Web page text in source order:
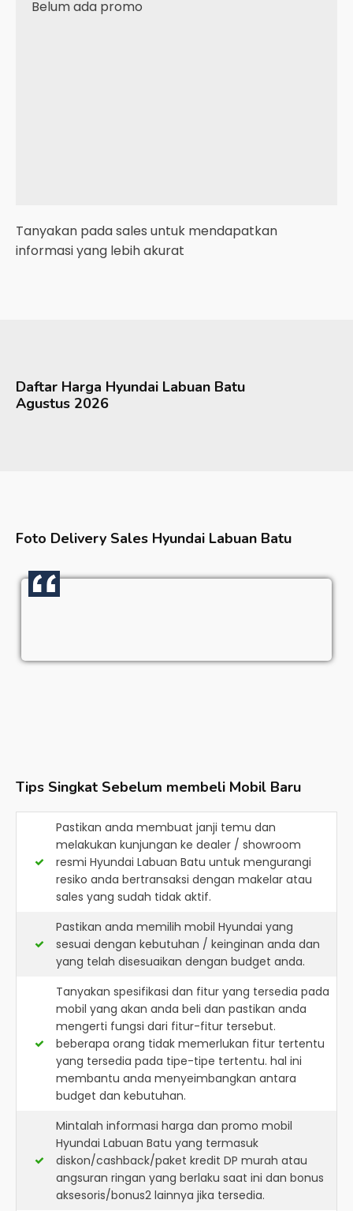
Belum ada promo
Tanyakan pada sales untuk mendapatkan
informasi yang lebih akurat
Daftar Harga Hyundai Labuan Batu
Agustus 2026
Foto Delivery Sales Hyundai Labuan Batu
Tips Singkat Sebelum membeli Mobil Baru
Pastikan anda membuat janji temu dan
melakukan kunjungan ke dealer / showroom
resmi Hyundai Labuan Batu untuk mengurangi
resiko anda bertransaksi dengan makelar atau
sales yang sudah tidak aktif.
Pastikan anda memilih mobil Hyundai yang
sesuai dengan kebutuhan / keinginan anda dan
yang telah disesuaikan dengan budget anda.
Tanyakan spesifikasi dan fitur yang tersedia pada
mobil yang akan anda beli dan pastikan anda
mengerti fungsi dari fitur-fitur tersebut.
beberapa orang tidak memerlukan fitur tertentu
yang tersedia pada tipe-tipe tertentu. hal ini
membantu anda menyeimbangkan antara
budget dan kebutuhan.
Mintalah informasi harga dan promo mobil
Hyundai Labuan Batu yang termasuk
diskon/cashback/paket kredit DP murah atau
angsuran ringan yang berlaku saat ini dan bonus
aksesoris/bonus2 lainnya jika tersedia.